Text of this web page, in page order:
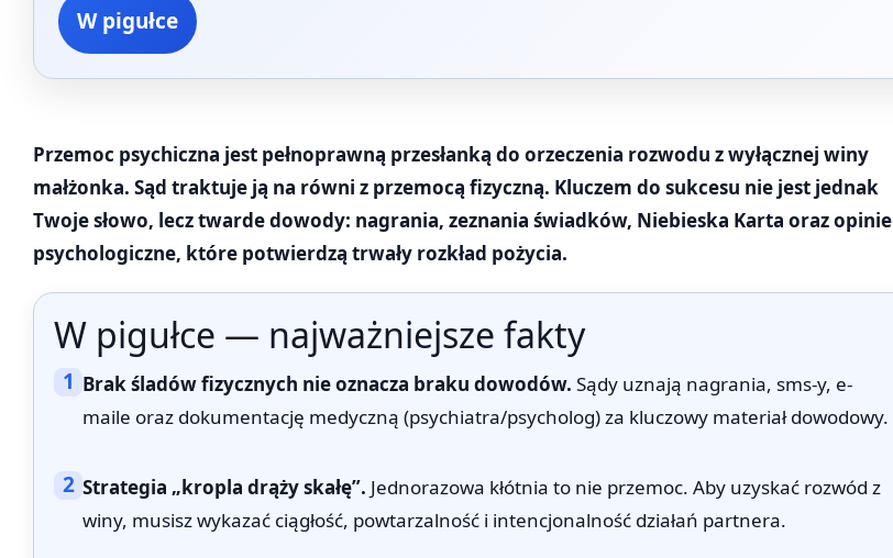
W pigułce
Przemoc psychiczna jest pełnoprawną przesłanką do orzeczenia rozwodu z wyłącznej winy
małżonka. Sąd traktuje ją na równi z przemocą fizyczną. Kluczem do sukcesu nie jest jednak
Twoje słowo, lecz twarde dowody: nagrania, zeznania świadków, Niebieska Karta oraz opinie
psychologiczne, które potwierdzą trwały rozkład pożycia.
W pigułce — najważniejsze fakty
1 Brak śladów fizycznych nie oznacza braku dowodów. Sądy uznają nagrania, sms-y, e-
maile oraz dokumentację medyczną (psychiatra/psycholog) za kluczowy materiał dowodowy.
2 Strategia „kropla drąży skałę”. Jednorazowa kłótnia to nie przemoc. Aby uzyskać rozwód z
winy, musisz wykazać ciągłość, powtarzalność i intencjonalność działań partnera.